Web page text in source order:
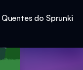
do Sprunki